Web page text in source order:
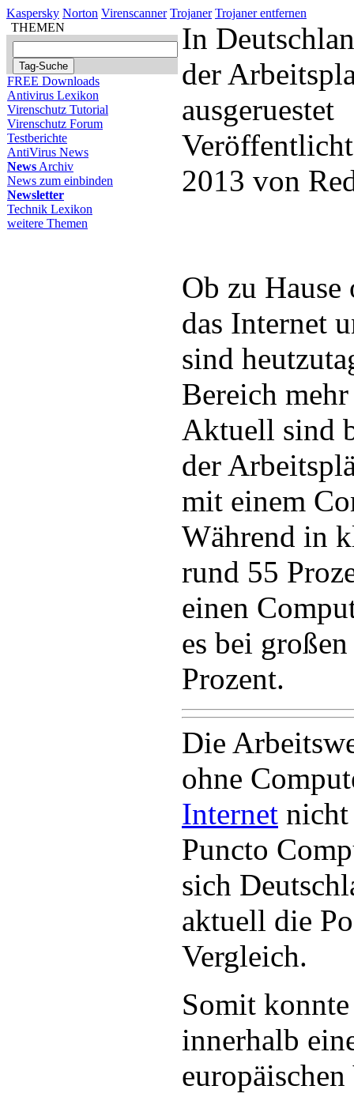
Kaspersky Norton Virenscanner Trojaner Trojaner entfernen
THEMEN
FREE Downloads
Antivirus Lexikon
Virenschutz Tutorial
Virenschutz Forum
Testberichte
AntiVirus News
News Archiv
News zum einbinden
Newsletter
Technik Lexikon
weitere Themen
In
der
ausgeruestet
2013 von
Ob zu
das Internet
sind
Bereich
Aktuell sind
der
mit einem
Während in
rund 55
einen
es bei
Prozent.
Die
ohne
Internet nicht
Puncto
sich
aktuell die
Vergleich.
Somit
innerhalb